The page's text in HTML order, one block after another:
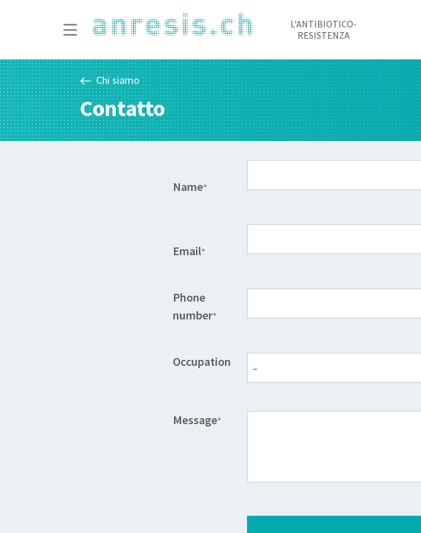
L’ANTIBIOTICO-
RESISTENZA
Chi siamo
Contatto
Name*
Email*
Phone
number*
Occupation
Message*